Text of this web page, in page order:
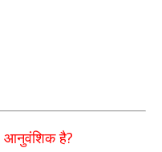
आनुवंशिक है?